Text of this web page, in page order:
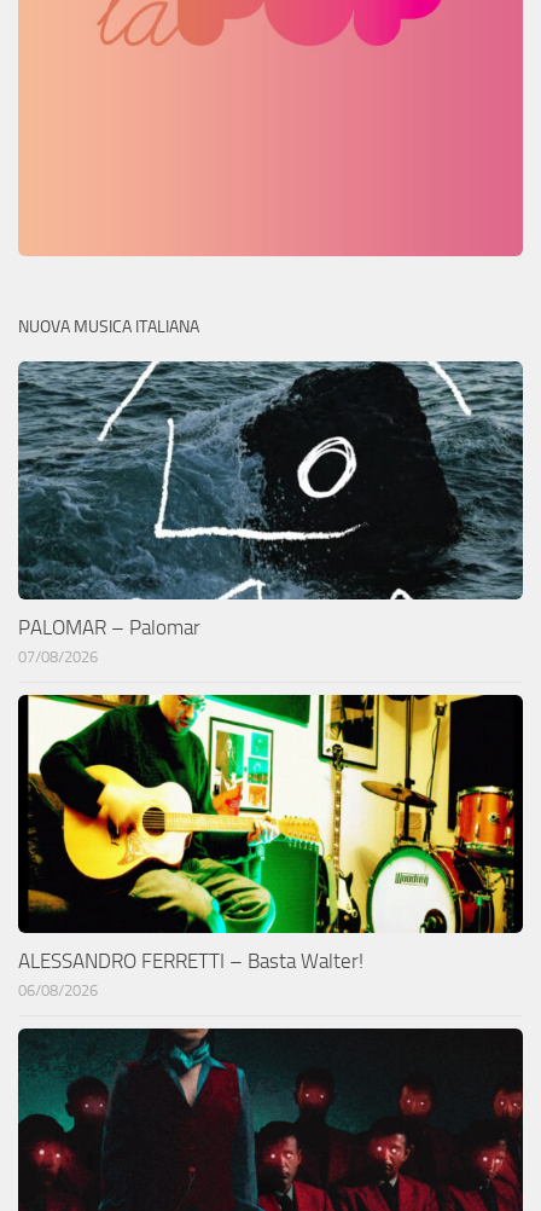
NUOVA MUSICA ITALIANA
PALOMAR – Palomar
07/08/2026
ALESSANDRO FERRETTI – Basta Walter!
06/08/2026